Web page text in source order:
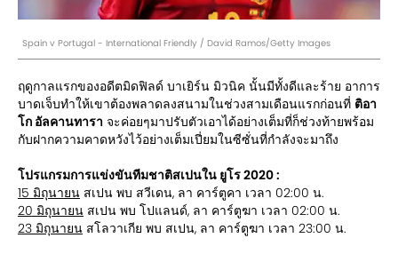
Spain v Portugal - International Friendly / David Ramos/Getty Images
ฤดูกาลแรกของอดีตมิดฟิลด์ บาเยิร์น มิวนิค นั้นมีทั้งดีและร้าย อาการ
บาดเจ็บทำให้เขาต้องพลาดลงสนามในช่วงสามเดือนแรกก่อนที่ ติอา
โก อัลคานทารา จะค่อยๆมาปรับตัวเอาได้อย่างเต็มที่ก็ช่วงท้ายพร้อม
กับฝากความคาดหวังไว้อย่างเต็มเปี่ยมในซีซั่นที่กำลังจะมาถึง
โปรแกรมการแข่งขันทีมชาติสเปนใน ยูโร 2020 :
15 มิถุนายน สเปน พบ สวีเดน, ลา คาร์ตูคา เวลา 02:00 น.
20 มิถุนายน สเปน พบ โปแลนด์, ลา คาร์ตูฆา เวลา 02:00 น.
23 มิถุนายน สโลวาเกีย พบ สเปน, ลา คาร์ตูฆา เวลา 23:00 น.